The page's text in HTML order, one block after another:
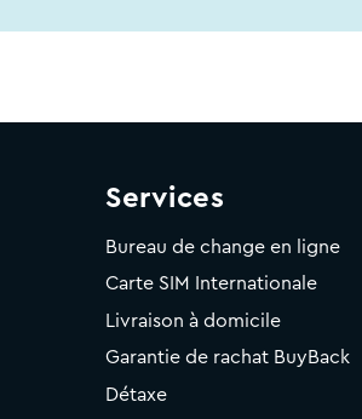
Services
Bureau de change en ligne
Carte SIM Internationale
Livraison à domicile
Garantie de rachat BuyBack
Détaxe